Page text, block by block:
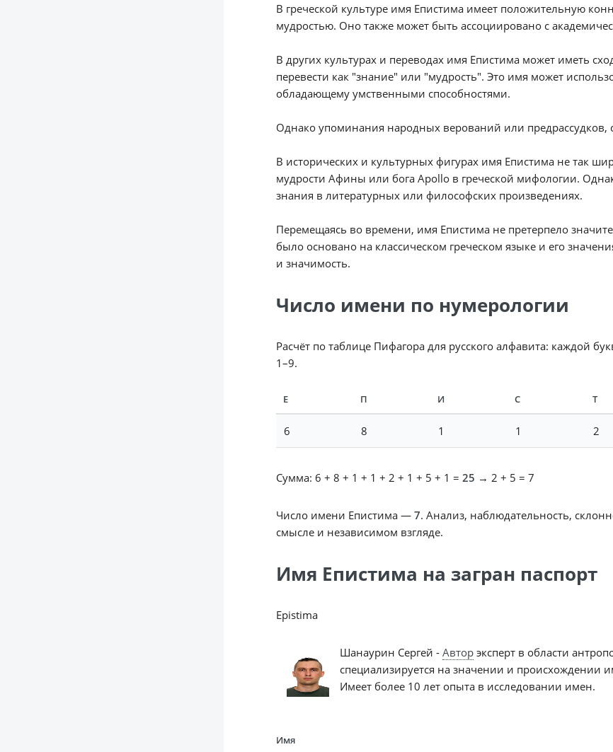
В греческой культуре имя Епистима имеет положительную
мудростью. Оно также может быть ассоциировано с
В других культурах и переводах имя Епистима может иметь
перевести как "знание" или "мудрость". Это имя может
обладающему умственными способностями.
Однако упоминания народных верований или
В исторических и культурных фигурах имя Епистима не так
мудрости Афины или бога Apollo в греческой мифологии.
знания в литературных или философских произведениях.
Перемещаясь во времени, имя Епистима не претерпело
было основано на классическом греческом языке и его
и значимость.
Число имени по нумерологии
Расчёт по таблице Пифагора для русского алфавита: каждой
1–9.
Е П И С Т
6 8 1 1 2
Сумма: 6 + 8 + 1 + 1 + 2 + 1 + 5 + 1 = 25 → 2 + 5 = 7
Число имени Епистима — 7. Анализ, наблюдательность,
смысле и независимом взгляде.
Имя Епистима на загран паспорт
Epistima
Шанаурин Сергей - Авторэксперт в области
специализируется на значении и происхождении
Имеет более 10 лет опыта в исследовании имен.
Имя